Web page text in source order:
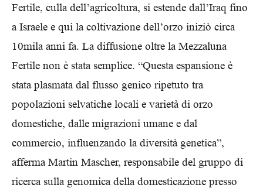
Fertile, culla dell’agricoltura, si estende dall’Iraq fino
a Israele e qui la coltivazione dell’orzo iniziò circa
10mila anni fa. La diffusione oltre la Mezzaluna
Fertile non è stata semplice. “Questa espansione è
stata plasmata dal flusso genico ripetuto tra
popolazioni selvatiche locali e varietà di orzo
domestiche, dalle migrazioni umane e dal
commercio, influenzando la diversità genetica”,
afferma Martin Mascher, responsabile del gruppo di
ricerca sulla genomica della domesticazione presso